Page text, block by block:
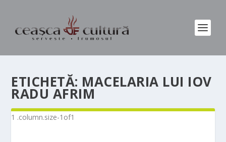
ETICHETĂ: MACELARIA LUI IOV
RADU AFRIM